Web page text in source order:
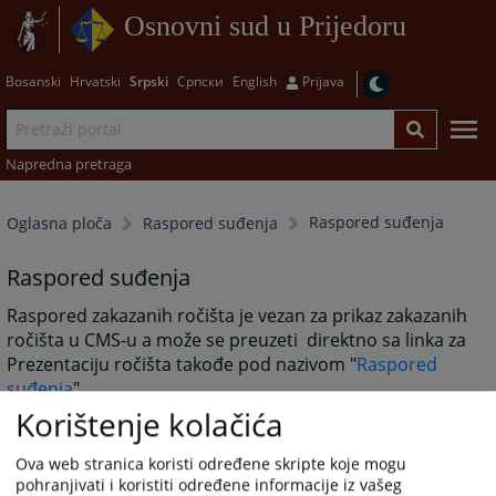
Osnovni sud u Prijedoru
Bosanski Hrvatski Srpski Српски English Prijava
Napredna pretraga
Oglasna ploča Raspored suđenja Raspored suđenja
Raspored suđenja
Raspored zakazanih ročišta je vezan za prikaz zakazanih
ročišta u CMS-u a može se preuzeti direktno sa linka za
Prezentaciju ročišta takođe pod nazivom "Raspored
suđenja".
5989PREGLEDA
Korištenje kolačića
Ova web stranica koristi određene skripte koje mogu
pohranjivati i koristiti određene informacije iz vašeg